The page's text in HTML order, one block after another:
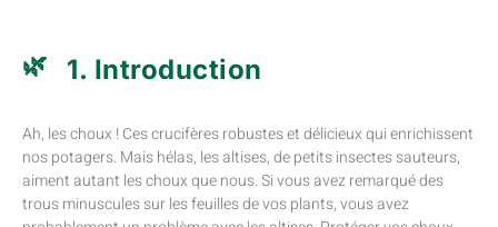
1. Introduction
Ah, les choux ! Ces crucifères robustes et délicieux qui enrichissent
nos potagers. Mais hélas, les altises, de petits insectes sauteurs,
aiment autant les choux que nous. Si vous avez remarqué des
trous minuscules sur les feuilles de vos plants, vous avez